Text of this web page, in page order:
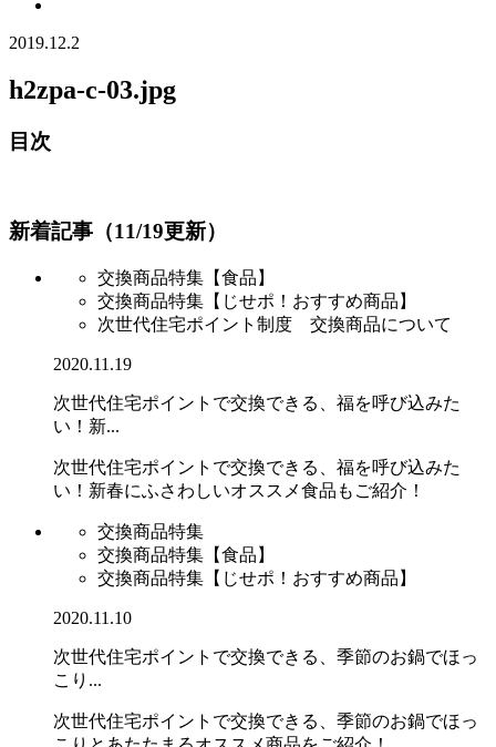
2019.12.2
h2zpa-c-03.jpg
目次
新着記事（11/19更新）
交換商品特集【食品】
交換商品特集【じせポ！おすすめ商品】
次世代住宅ポイント制度 交換商品について
2020.11.19
次世代住宅ポイントで交換できる、福を呼び込みた
い！新...
次世代住宅ポイントで交換できる、福を呼び込みた
い！新春にふさわしいオススメ食品もご紹介！
交換商品特集
交換商品特集【食品】
交換商品特集【じせポ！おすすめ商品】
2020.11.10
次世代住宅ポイントで交換できる、季節のお鍋でほっ
こり...
次世代住宅ポイントで交換できる、季節のお鍋でほっ